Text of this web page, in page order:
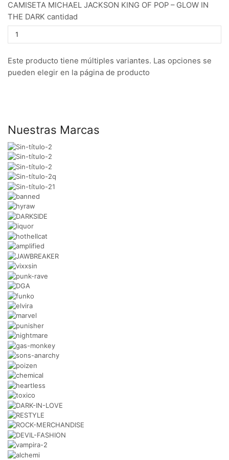
CAMISETA MICHAEL JACKSON KING OF POP – GLOW IN
THE DARK cantidad
Este producto tiene múltiples variantes. Las opciones se
pueden elegir en la página de producto
Nuestras Marcas